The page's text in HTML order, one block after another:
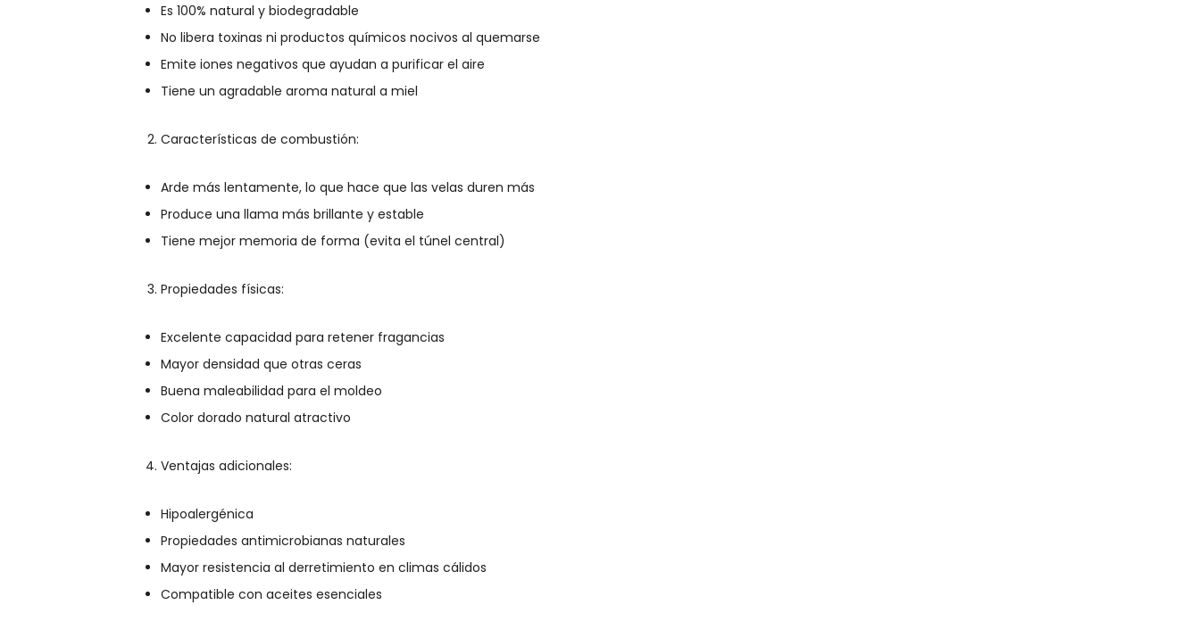
Es 100% natural y biodegradable
No libera toxinas ni productos químicos nocivos al quemarse
Emite iones negativos que ayudan a purificar el aire
Tiene un agradable aroma natural a miel
Características de combustión:
Arde más lentamente, lo que hace que las velas duren más
Produce una llama más brillante y estable
Tiene mejor memoria de forma (evita el túnel central)
Propiedades físicas:
Excelente capacidad para retener fragancias
Mayor densidad que otras ceras
Buena maleabilidad para el moldeo
Color dorado natural atractivo
Ventajas adicionales:
Hipoalergénica
Propiedades antimicrobianas naturales
Mayor resistencia al derretimiento en climas cálidos
Compatible con aceites esenciales